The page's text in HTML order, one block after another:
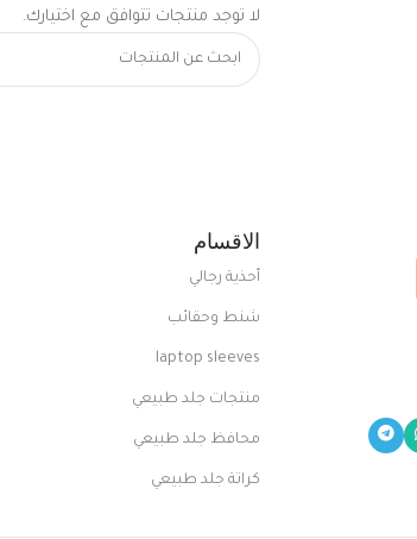
لا توجد منتجات تتوافق مع اختيارك.
الاقسام
أحذية رجالي
شنط وحقائب
laptop sleeves
منتجات جلد طبيعي
محافظ جلد طبيعي
كراتة جلد طبيعي